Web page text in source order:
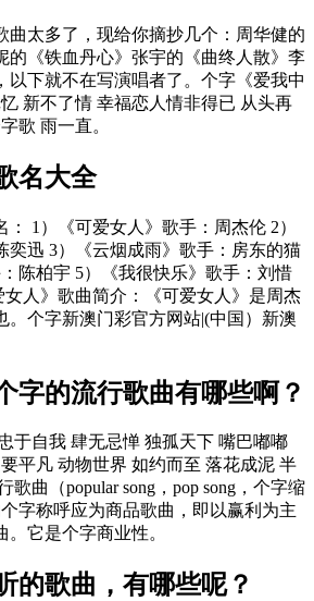
曲太多了，现给你摘抄几个：周华健的
的《铁血丹心》张宇的《曲终人散》李
以下就不在写演唱者了。个字《爱我中
新不了情 幸福恋人情非得已 从头再
歌 雨一直。
名大全
： 1）《可爱女人》歌手：周杰伦 2）
奕迅 3）《云烟成雨》歌手：房东的猫
陈柏宇 5）《我很快乐》歌手：刘惜
人》歌曲简介：《可爱女人》是周杰
。个字新澳门彩官方网站|(中国）新澳
字的流行歌曲有哪些啊？
于自我 肆无忌惮 独孤天下 嘴巴嘟嘟
平凡 动物世界 如约而至 落花成泥 半
歌曲（popular song，pop song，个字缩
字称呼应为商品歌曲，即以赢利为主
它是个字商业性。
的歌曲，有哪些呢？